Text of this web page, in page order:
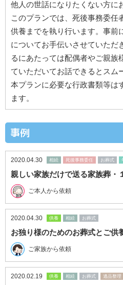
他人の世話になりたくない方に
このプランでは、死後事務委任
供養までを執り行います。事前
についてお手伝いさせていただ
るにあたっては配偶者やご親族
ていただいてお話できるとスム
本プランに必要な行政書類等は
ます。
事例
2020.04.30 相続 死後事務委任 お葬式
親しい家族だけで送る家族葬・
ご本人から依頼
2020.04.30 供養 相続 お葬式
お独り様のためのお葬式とご供
ご家族から依頼
2020.02.19 供養 相続 お葬式 遺品整理